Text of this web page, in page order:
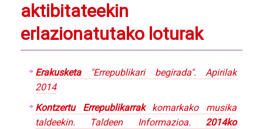
aktibitateekin
erlazionatutako loturak
Erakusketa"Errepublikari begirada". Apirilak
2014
Kontzertu Errepublikarrakkomarkako musika
taldeekin. Taldeen Informazioa. 2014ko